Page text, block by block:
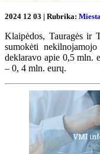
2024 12 03 | Rubrika:
Klaipėdos, Tauragės ir
sumokėti
deklaravo apie 0,5 mln.
– 0, 4 mln. eurų.